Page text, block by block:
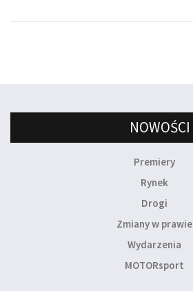
NOWOŚCI
Premiery
Rynek
Drogi
Zmiany w prawie
Wydarzenia
MOTORsport